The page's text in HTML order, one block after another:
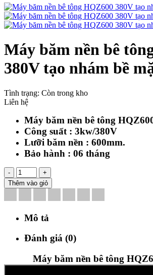
Máy băm nền bê
380V tạo nhám bề
Tình trạng: Còn trong kho
Liên hệ
Máy băm nền bê tông
Công suất : 3kw/380V
Lưỡi băm nền : 600mm.
Bảo hành : 06 tháng
-
+
Thêm vào giỏ
Mô tả
Đánh giá (0)
Máy băm nền bê tông